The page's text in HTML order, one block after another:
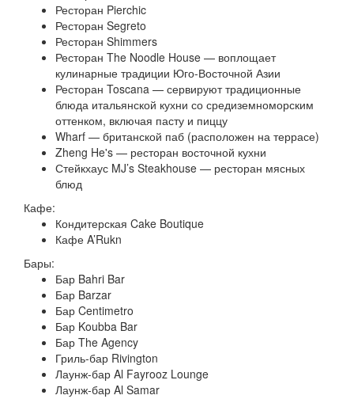
Ресторан Pierchic
Ресторан Segreto
Ресторан Shimmers
Ресторан The Noodle House — воплощает
кулинарные традиции Юго-Восточной Азии
Ресторан Toscana — сервируют традиционные
блюда итальянской кухни со средиземноморским
оттенком, включая пасту и пиццу
Wharf — британской паб (расположен на террасе)
Zheng He's — ресторан восточной кухни
Стейкхаус MJ’s Steakhouse — ресторан мясных
блюд
Кафе:
Кондитерская Cake Boutique
Кафе A’Rukn
Бары:
Бар Bahri Bar
Бар Barzar
Бар Centimetro
Бар Koubba Bar
Бар The Agency
Гриль-бар Rivington
Лаунж-бар Al Fayrooz Lounge
Лаунж-бар Al Samar